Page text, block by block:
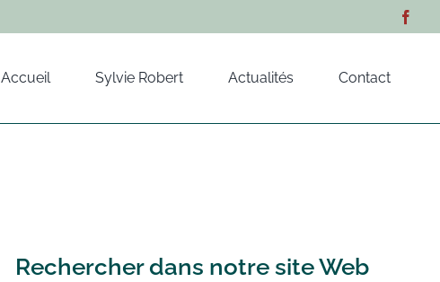
Accueil Sylvie Robert Actualités Contact
Rechercher dans notre site Web